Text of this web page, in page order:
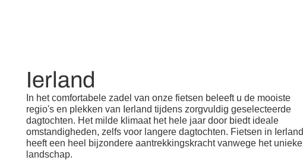
Ierland
In het comfortabele zadel van onze fietsen beleeft u de mooiste
regio's en plekken van Ierland tijdens zorgvuldig geselecteerde
dagtochten. Het milde klimaat het hele jaar door biedt ideale
omstandigheden, zelfs voor langere dagtochten. Fietsen in Ierland
heeft een heel bijzondere aantrekkingskracht vanwege het unieke
landschap.